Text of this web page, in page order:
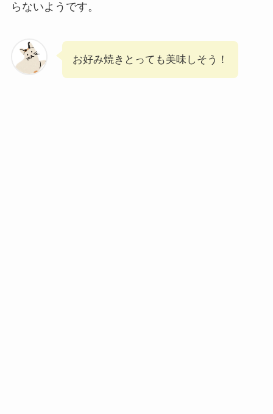
らないようです。
お好み焼きとっても美味しそう！